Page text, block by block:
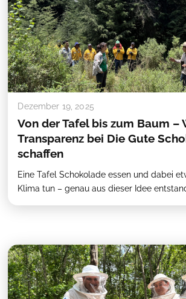
Dezember 19, 2025
Von der Tafel bis zum Baum –
Transparenz bei Die Gute
schaffen
Eine Tafel Schokolade essen und dabei
Klima tun – genau aus dieser Idee